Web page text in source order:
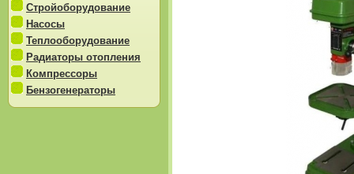
Стройоборудование
Насосы
Теплооборудование
Радиаторы отопления
Компрессоры
Бензогенераторы